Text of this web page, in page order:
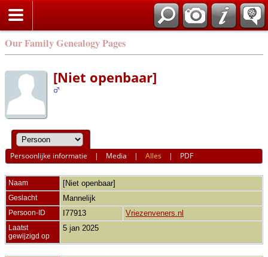
Our Family Genealogy Pages
[Niet openbaar]
Persoonlijke informatie | Media |Alles | PDF
Naam [Niet openbaar]
Geslacht Mannelijk
Persoon-ID I77913 Vriezenveners.nl
Laatst
gewijzigd op
5 jan 2025